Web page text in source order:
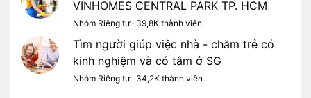
VINHOMES CENTRAL PARK TP. HCM
Nhóm Riêng tư · 39,8K thành viên
Tìm người giúp việc nhà - chăm trẻ có
kinh nghiệm và có tâm ở SG
Nhóm Riêng tư · 34,2K thành viên